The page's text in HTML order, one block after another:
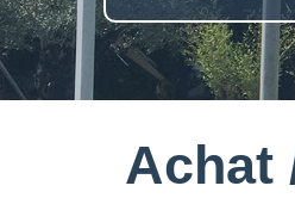
Achat